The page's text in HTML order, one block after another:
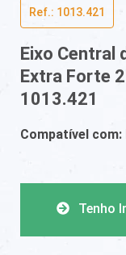
Ref.: 1013.421
Eixo Central
Extra Forte
1013.421
Compatível com:
Tenho